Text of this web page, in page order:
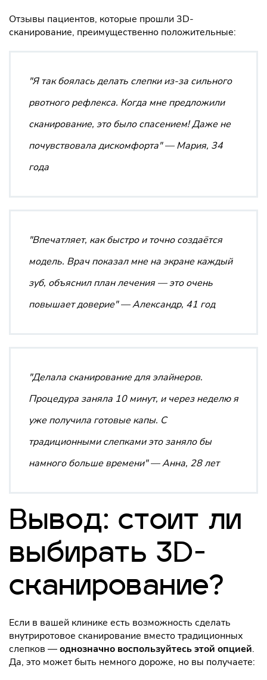
Отзывы пациентов, которые прошли 3D-
сканирование, преимущественно положительные:
"Я так боялась делать слепки из-за сильного
рвотного рефлекса. Когда мне предложили
сканирование, это было спасением! Даже не
почувствовала дискомфорта"— Мария, 34
года
"Впечатляет, как быстро и точно создаётся
модель. Врач показал мне на экране каждый
зуб, объяснил план лечения — это очень
повышает доверие"— Александр, 41 год
"Делала сканирование для элайнеров.
Процедура заняла 10 минут, и через неделю я
уже получила готовые капы. С
традиционными слепками это заняло бы
намного больше времени"— Анна, 28 лет
Вывод: стоит ли
выбирать 3D-
сканирование?
Если в вашей клинике есть возможность сделать
внутриротовое сканирование вместо традиционных
слепков —однозначно воспользуйтесь этой опцией.
Да, это может быть немного дороже, но вы получаете: